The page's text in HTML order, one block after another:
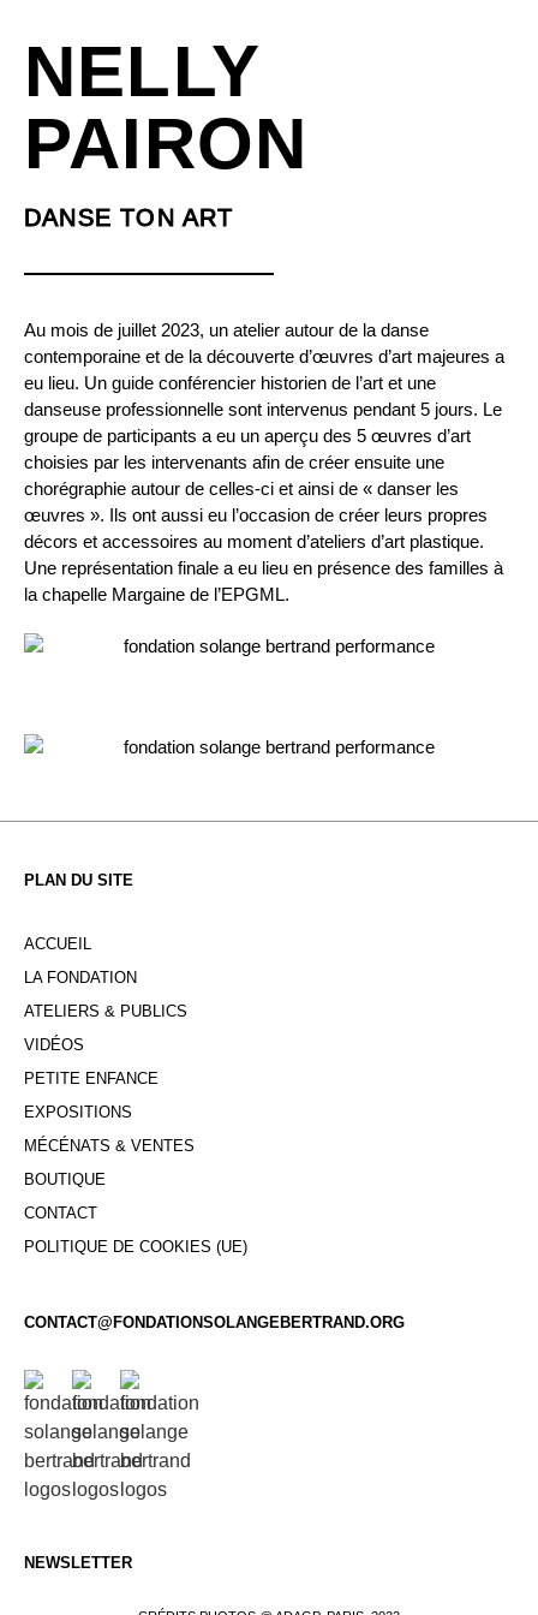
NELLY
PAIRON
DANSE TON ART
Au mois de juillet 2023, un atelier autour de la danse
contemporaine et de la découverte d’œuvres d’art majeures a
eu lieu. Un guide conférencier historien de l’art et une
danseuse professionnelle sont intervenus pendant 5 jours. Le
groupe de participants a eu un aperçu des 5 œuvres d’art
choisies par les intervenants afin de créer ensuite une
chorégraphie autour de celles-ci et ainsi de « danser les
œuvres ». Ils ont aussi eu l’occasion de créer leurs propres
décors et accessoires au moment d’ateliers d’art plastique.
Une représentation finale a eu lieu en présence des familles à
la chapelle Margaine de l’EPGML.
PLAN DU SITE
ACCUEIL
LA FONDATION
ATELIERS & PUBLICS
VIDÉOS
PETITE ENFANCE
EXPOSITIONS
MÉCÉNATS & VENTES
BOUTIQUE
CONTACT
POLITIQUE DE COOKIES (UE)
CONTACT@FONDATIONSOLANGEBERTRAND.ORG
NEWSLETTER